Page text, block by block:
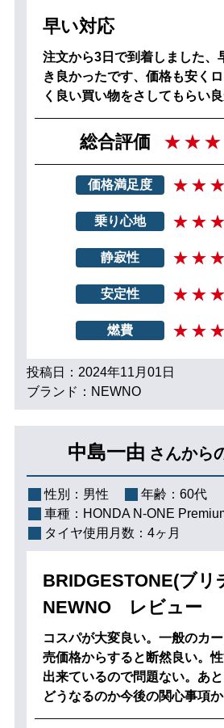
早い対応
注文から3日で到着しました、
き良かったです、価格も安く
く良い買い物をさしてもらい良
総合評価
価格満足度
乗り心地
静寂性
安定性
燃費
投稿日：2024年11月01日
ブランド：NEWNO
中島一由 さんから
性別： 男性 年齢： 60代
車種： HONDA N-ONE
タイヤ使用月数： 4ヶ月
BRIDGESTONE(ブリ
NEWNO レビュー
コスパが大変良い。一般のカ
売価格からすると断然良い。
出来ているので問題ない。あ
どうなるのか今後の関心事項か